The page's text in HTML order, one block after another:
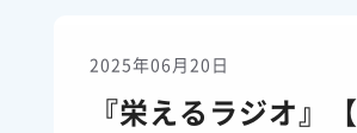
2025年06月20日
『栄えるラジオ』